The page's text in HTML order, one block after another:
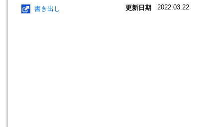
書き出し 更新日期 2022.03.22